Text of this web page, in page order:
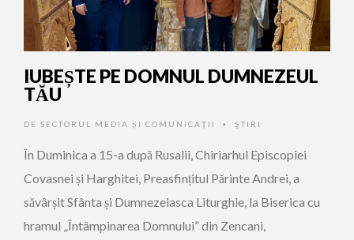
IUBEȘTE PE DOMNUL DUMNEZEUL
TĂU
DE SECTORUL MEDIA ȘI COMUNICAȚII • ŞTIRI
În Duminica a 15-a după Rusalii, Chiriarhul Episcopiei
Covasnei și Harghitei, Preasfințitul Părinte Andrei, a
săvârșit Sfânta și Dumnezeiasca Liturghie, la Biserica cu
hramul „Întâmpinarea Domnului” din Zencani,